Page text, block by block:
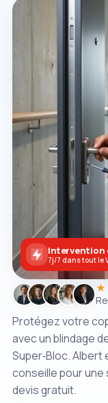
Protégez votre
avec un blindage
Super‑Bloc.
conseille pour
devis gratuit.
Intervention
7j/7 dans tout le